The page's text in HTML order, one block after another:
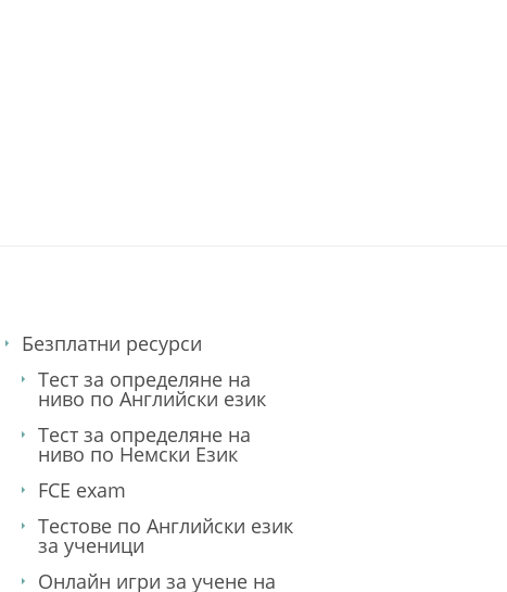
Безплатни ресурси
Тест за определяне на
ниво по Английски език
Тест за определяне на
ниво по Немски Език
FCE exam
Тестове по Английски език
за ученици
Онлайн игри за учене на